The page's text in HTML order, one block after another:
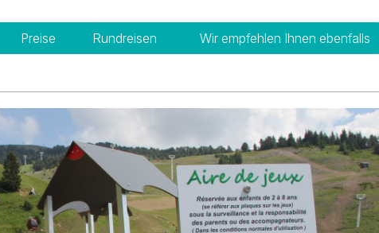
Preise Rundreisen Wir empfehlen Ihnen ebenfalls